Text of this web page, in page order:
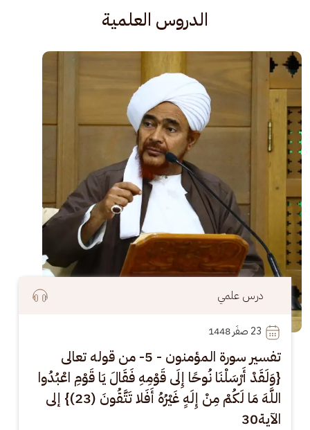
الدروس العلمية
الصورة
درس علمي
23
تفسير سورة المؤمنون - 5- من قوله تعالى
{وَلَقَدْ أَرْسَلْنَا نُوحًا إِلَى قَوْمِهِ فَقَالَ يَا قَوْمِ اعْبُدُوا
اللَّهَ مَا لَكُمْ مِنْ إِلَهٍ غَيْرُهُ أَفَلا تَتَّقُونَ (23)} إلى
الآية30